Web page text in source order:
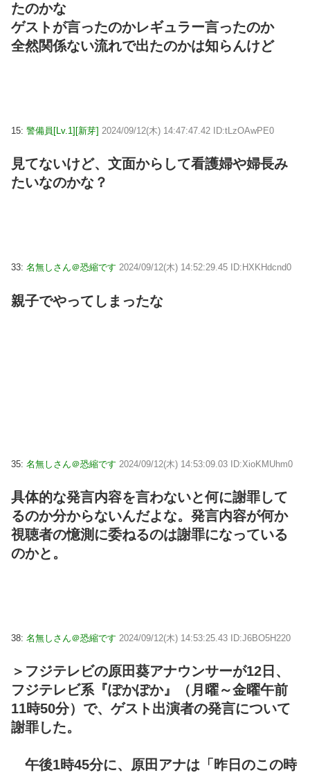
たのかな
ゲストが言ったのかレギュラー言ったのか
全然関係ない流れで出たのかは知らんけど
15: 警備員[Lv.1][新芽] 2024/09/12(木) 14:47:47.42 ID:tLzOAwPE0
見てないけど、文面からして看護婦や婦長み
たいなのかな？
33: 名無しさん＠恐縮です 2024/09/12(木) 14:52:29.45 ID:HXKHdcnd0
親子でやってしまったな
35: 名無しさん＠恐縮です 2024/09/12(木) 14:53:09.03 ID:XioKMUhm0
具体的な発言内容を言わないと何に謝罪して
るのか分からないんだよな。発言内容が何か
視聴者の憶測に委ねるのは謝罪になっている
のかと。
38: 名無しさん＠恐縮です 2024/09/12(木) 14:53:25.43 ID:J6BO5H220
＞フジテレビの原田葵アナウンサーが12日、
フジテレビ系『ぽかぽか』（月曜～金曜午前
11時50分）で、ゲスト出演者の発言について
謝罪した。
午後1時45分に、原田アナは「昨日のこの時